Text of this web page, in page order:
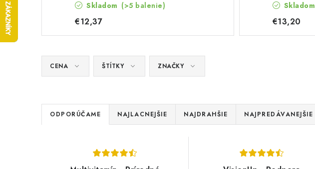
Skladom (>5 balenie)
€12,37
Skladom
€13,20
CENA ŠTÍTKY ZNAČKY
R
a
ODPORÚČAME NAJLACNEJŠIE NAJDRAHŠIE NAJPREDÁVANEJŠIE